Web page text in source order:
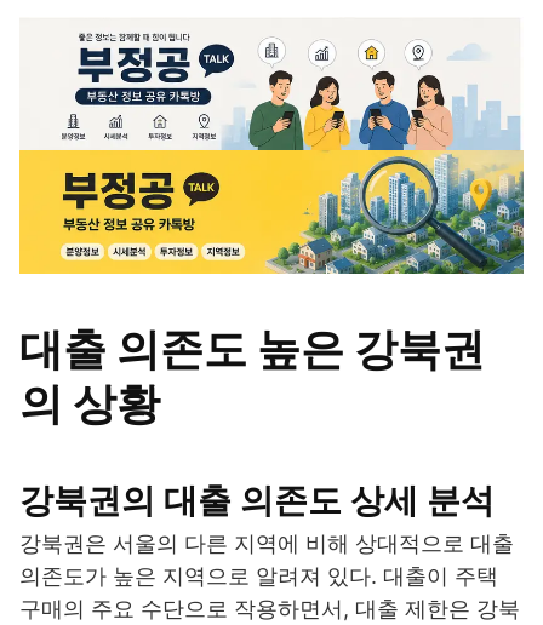
대출 의존도 높은 강북권
의 상황
강북권의 대출 의존도 상세 분석
강북권은 서울의 다른 지역에 비해 상대적으로 대출
의존도가 높은 지역으로 알려져 있다. 대출이 주택
구매의 주요 수단으로 작용하면서, 대출 제한은 강북